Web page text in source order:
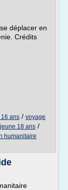
déplacer en
Crédits
ans / voyage
18 ans /
humanitaire